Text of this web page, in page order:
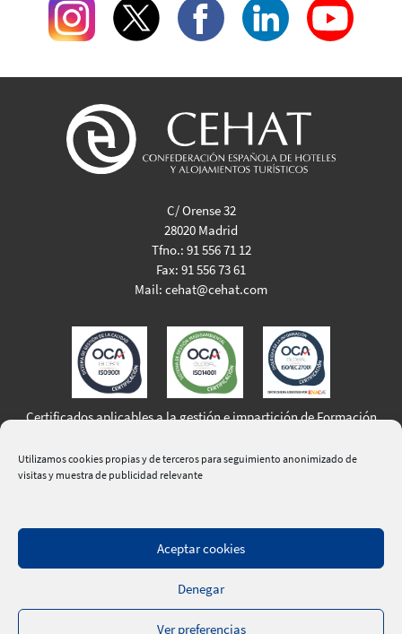
Utilizamos cookies propias y de terceros para seguimiento anonimizado de
visitas y muestra de publicidad relevante
Aceptar cookies
Denegar
Ver preferencias
C/ Orense 32
28020 Madrid
Tfno.: 91 556 71 12
Fax: 91 556 73 61
Mail: cehat@cehat.com
Certificados aplicables a la gestión e impartición de Formación
Política de Privacidad
Política de calidad, medio ambiente y seguridad de la
información
Contacte